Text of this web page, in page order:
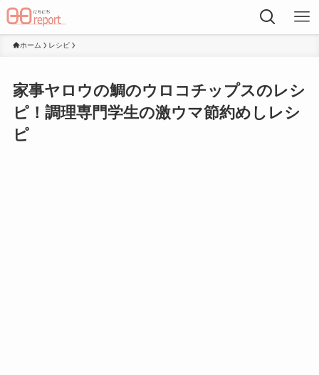
ホーム レシピ
家事ヤロウの鯛のウロコチップスのレシ
ピ！調理専門学生の激ウマ節約めしレシ
ピ